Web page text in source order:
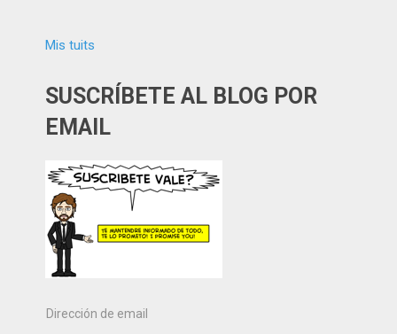
Mis tuits
SUSCRÍBETE AL BLOG POR
EMAIL
Dirección